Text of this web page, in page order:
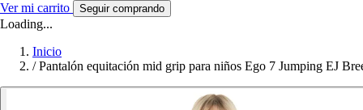
Ver mi carrito Seguir comprando
Loading...
Inicio
/ Pantalón equitación mid grip para niños Ego 7 Jumping EJ